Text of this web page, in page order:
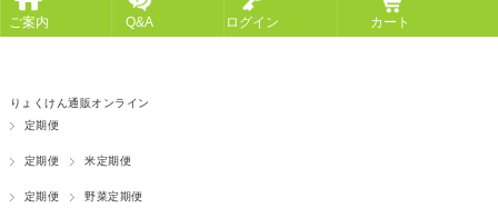
ご案内 Q&A ログイン カート
りょくけん通販オンライン
定期便
定期便 米定期便
定期便 野菜定期便